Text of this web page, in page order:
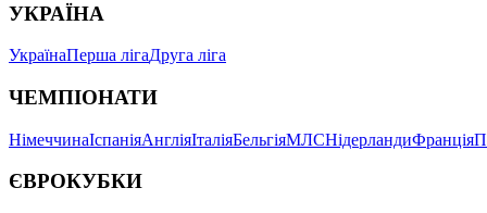
УКРАЇНА
УкраїнаПерша лігаДруга ліга
ЧЕМПІОНАТИ
НімеччинаІспаніяАнгліяІталіяБельгіяМЛСНідерландиФранція
ЄВРОКУБКИ